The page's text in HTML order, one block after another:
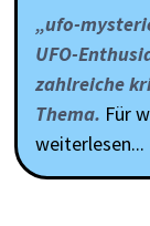
„ufo-
UFO-
zahlreiche
Thema. Für
weiterlesen...